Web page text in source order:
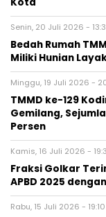
Kota
Senin, 20 Juli 2026 -
Bedah Rumah
Miliki Hunian
Minggu, 19 Juli 2026 -
TMMD ke-129
Gemilang,
Persen
Kamis, 16 Juli 2026 -
Fraksi Golkar
APBD 2025
Rabu, 15 Juli 2026 -